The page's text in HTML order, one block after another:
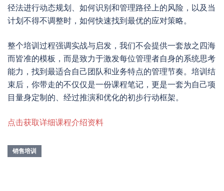
径法进行动态规划、如何识别和管理路径上的风险，以及当
计划不得不调整时，如何快速找到最优的应对策略。
整个培训过程强调实战与启发，我们不会提供一套放之四海
而皆准的模板，而是致力于激发每位管理者自身的系统思考
能力，找到最适合自己团队和业务特点的管理节奏。培训结
束后，你带走的不仅仅是一份课程笔记，更是一套为自己项
目量身定制的、经过推演和优化的初步行动框架。
点击获取详细课程介绍资料
销售培训